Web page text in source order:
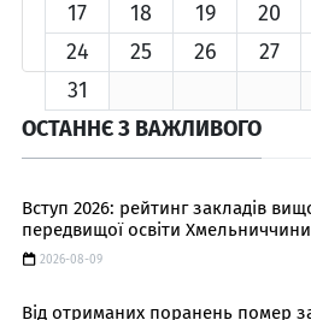
17
18 19 20
24
25 26 27
31
ОСТАННЄ З ВАЖЛИВОГО
Вступ 2026: рейтинг закладів
передвищої освіти Хмельниччини
2026-08-09
Від отриманих поранень помер